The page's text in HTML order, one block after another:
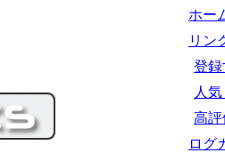
ホー
リン
登録
人
高評
ログ